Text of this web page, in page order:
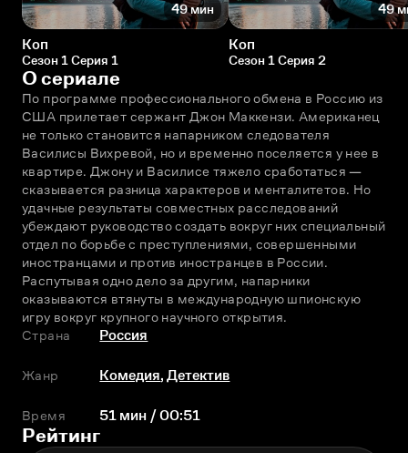
49 мин
Коп
Сезон 1 Серия 1
49
Коп
Сезон 1 Серия 2
О сериале
По программе профессионального обмена в Россию из
США прилетает сержант Джон Маккензи. Американец
не только становится напарником следователя
Василисы Вихревой, но и временно поселяется у нее в
квартире. Джону и Василисе тяжело сработаться —
сказывается разница характеров и менталитетов. Но
удачные результаты совместных расследований
убеждают руководство создать вокруг них специальный
отдел по борьбе с преступлениями, совершенными
иностранцами и против иностранцев в России.
Распутывая одно дело за другим, напарники
оказываются втянуты в международную шпионскую
игру вокруг крупного научного открытия.
Страна
Россия
Жанр Комедия,Детектив
Время 51 мин / 00:51
Рейтинг